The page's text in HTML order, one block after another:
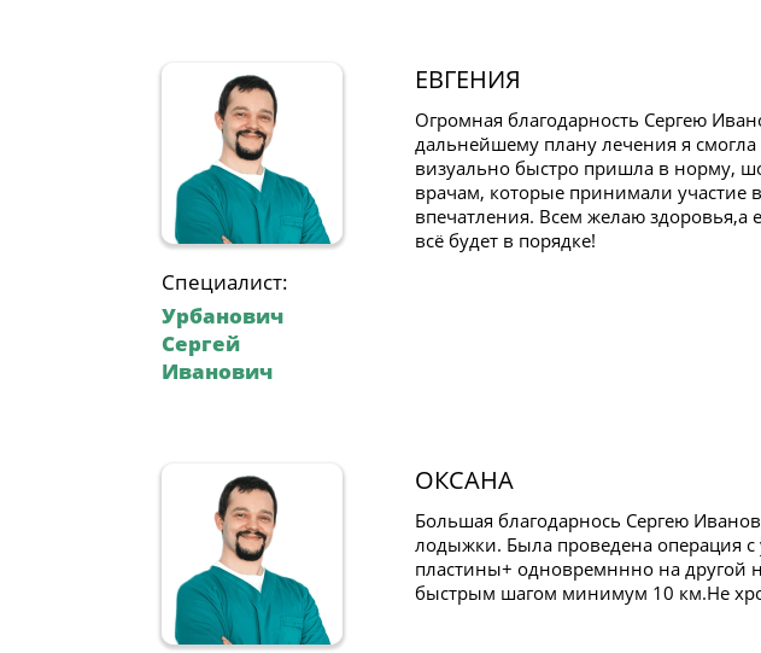
Специалист:
Урбанович
Сергей
Иванович
ЕВГЕНИЯ
Огромная благодарность Сергею
дальнейшему плану лечения я смогла
визуально быстро пришла в норму,
врачам, которые принимали участие
впечатления. Всем желаю здоровья,а
всё будет в порядке!
ОКСАНА
Большая благодарнось Сергею
лодыжки. Была проведена операция
пластины+ одновремннно на другой
быстрым шагом минимум 10 км.Не